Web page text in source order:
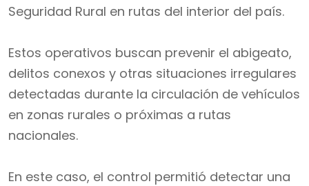
Seguridad Rural en rutas del interior del país.
Estos operativos buscan prevenir el abigeato,
delitos conexos y otras situaciones irregulares
detectadas durante la circulación de vehículos
en zonas rurales o próximas a rutas
nacionales.
En este caso, el control permitió detectar una